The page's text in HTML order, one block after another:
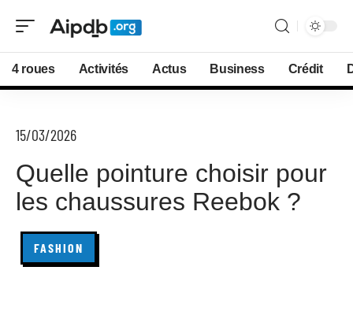
4 roues Activités Actus Business Crédit
15/03/2026
Quelle pointure choisir pour
les chaussures Reebok ?
FASHION